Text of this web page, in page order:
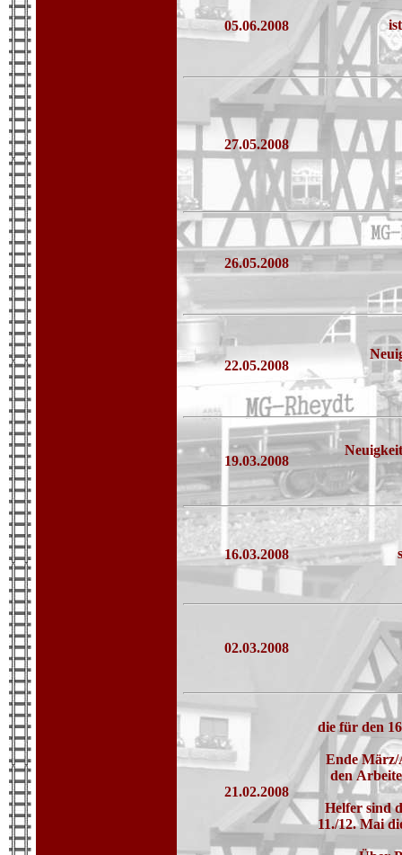
05.06.2008
27.05.2008
26.05.2008
22.05.2008
19.03.2008
16.03.2008
02.03.2008
21.02.2008
die für den
Ende
den
Helfer sind
11./12. Mai